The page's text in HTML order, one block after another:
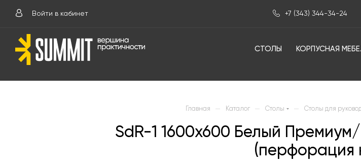
Войти в кабинет +7 (343) 344-34-24
СТОЛЫ КОРПУСНАЯ
Главная — Каталог — Столы — Столы для
SdR-1 1600х600 Белый
(перфорация